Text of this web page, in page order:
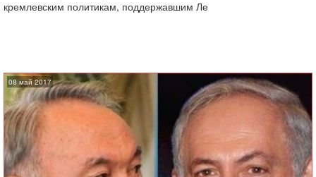
кремлевским политикам, поддержавшим Ле
08 май 2017